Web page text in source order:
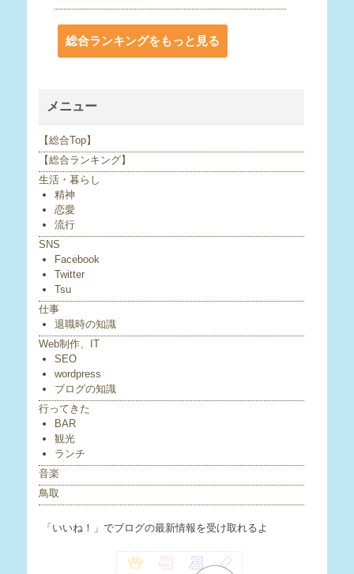
総合ランキングをもっと見る
メニュー
【総合Top】
【総合ランキング】
生活・暮らし
精神
恋愛
流行
SNS
Facebook
Twitter
Tsu
仕事
退職時の知識
Web制作、IT
SEO
wordpress
ブログの知識
行ってきた
BAR
観光
ランチ
音楽
鳥取
「いいね！」でブログの最新情報を受け取れるよ